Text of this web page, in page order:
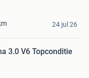
24 jul 26
3.0 V6 Topconditie